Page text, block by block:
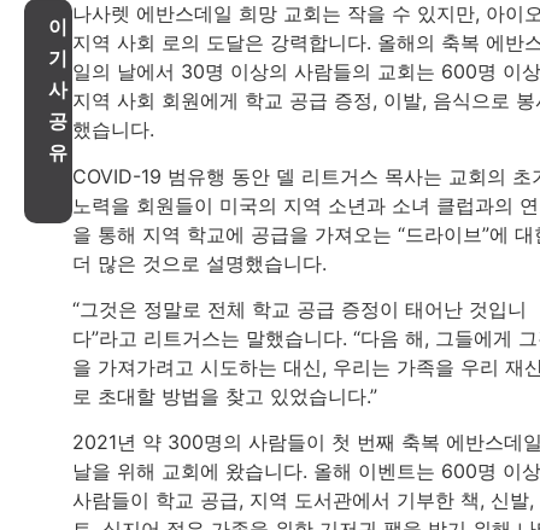
이
기
사
공
유
나사렛 에반스데일 희망 교회는 작을 수 있지만, 아이
지역 사회 로의 도달은 강력합니다. 올해의 축복 에반
일의 날에서 30명 이상의 사람들의 교회는 600명 이
지역 사회 회원에게 학교 공급 증정, 이발, 음식으로 봉
했습니다.
COVID-19 범유행 동안 델 리트거스 목사는 교회의 초
노력을 회원들이 미국의 지역 소년과 소녀 클럽과의
을 통해 지역 학교에 공급을 가져오는 “드라이브”에 대
더 많은 것으로 설명했습니다.
“그것은 정말로 전체 학교 공급 증정이 태어난 것입니
다”라고 리트거스는 말했습니다. “다음 해, 그들에게
을 가져가려고 시도하는 대신, 우리는 가족을 우리 재
로 초대할 방법을 찾고 있었습니다.”
2021년 약 300명의 사람들이 첫 번째 축복 에반스데
날을 위해 교회에 왔습니다. 올해 이벤트는 600명 이
사람들이 학교 공급, 지역 도서관에서 기부한 책, 신발,